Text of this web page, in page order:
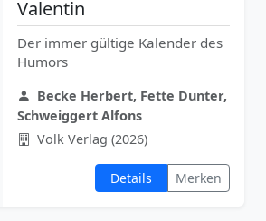
Valentin
Der immer gültige Kalender des
Humors
Becke Herbert, Fette Dunter,
Schweiggert Alfons
Volk Verlag (2026)
Details Merken